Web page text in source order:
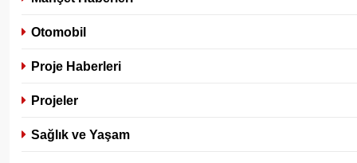
Otomobil
Proje Haberleri
Projeler
Sağlık ve Yaşam